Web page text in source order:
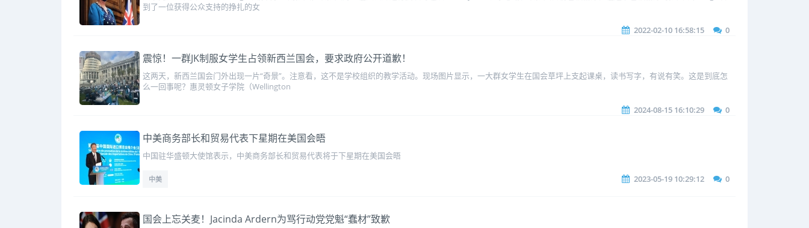
到了一位获得公众支持的挣扎的女
2022-02-10 16:58:15 0
震惊！一群JK制服女学生占领新西兰国会，要求政府公开道歉！
这两天，新西兰国会门外出现一片“奇景”。注意看，这不是学校组织的教学活动。现场图片显示，一大群女学生在国会草坪上支起课桌，读书写字，有说有笑。这是到底怎
么一回事呢？惠灵顿女子学院（Wellington
2024-08-15 16:10:29 0
中美商务部长和贸易代表下星期在美国会晤
中国驻华盛顿大使馆表示，中美商务部长和贸易代表将于下星期在美国会晤
中美 2023-05-19 10:29:12 0
国会上忘关麦！Jacinda Ardern为骂行动党党魁“蠢材”致歉